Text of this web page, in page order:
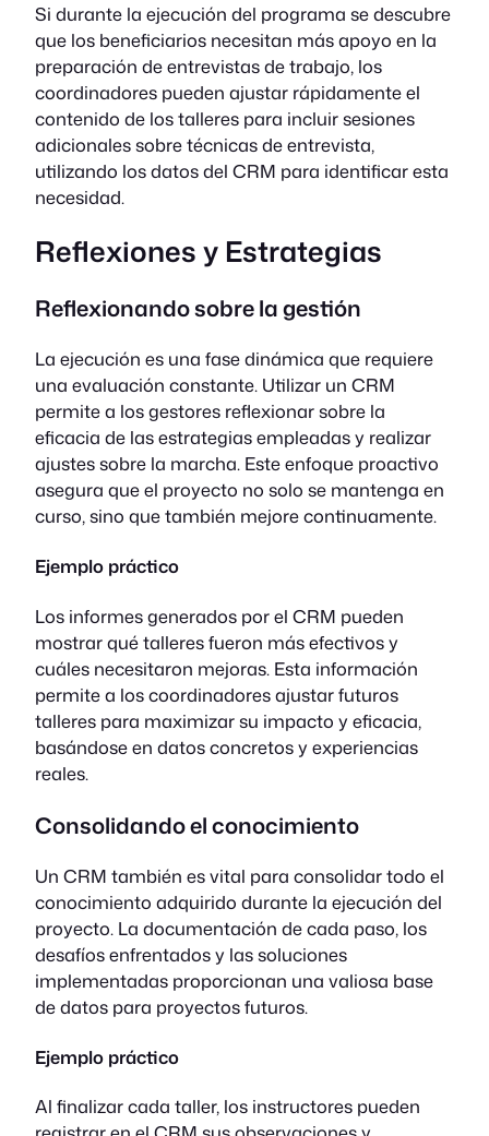
Si durante la ejecución del programa se descubre
que los beneficiarios necesitan más apoyo en la
preparación de entrevistas de trabajo, los
coordinadores pueden ajustar rápidamente el
contenido de los talleres para incluir sesiones
adicionales sobre técnicas de entrevista,
utilizando los datos del CRM para identificar esta
necesidad.
Reflexiones y Estrategias
Reflexionando sobre la gestión
La ejecución es una fase dinámica que requiere
una evaluación constante. Utilizar un CRM
permite a los gestores reflexionar sobre la
eficacia de las estrategias empleadas y realizar
ajustes sobre la marcha. Este enfoque proactivo
asegura que el proyecto no solo se mantenga en
curso, sino que también mejore continuamente.
Ejemplo práctico
Los informes generados por el CRM pueden
mostrar qué talleres fueron más efectivos y
cuáles necesitaron mejoras. Esta información
permite a los coordinadores ajustar futuros
talleres para maximizar su impacto y eficacia,
basándose en datos concretos y experiencias
reales.
Consolidando el conocimiento
Un CRM también es vital para consolidar todo el
conocimiento adquirido durante la ejecución del
proyecto. La documentación de cada paso, los
desafíos enfrentados y las soluciones
implementadas proporcionan una valiosa base
de datos para proyectos futuros.
Ejemplo práctico
Al finalizar cada taller, los instructores pueden